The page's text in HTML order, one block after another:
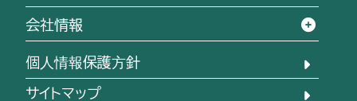
会社情報
個人情報保護方針
サイトマップ